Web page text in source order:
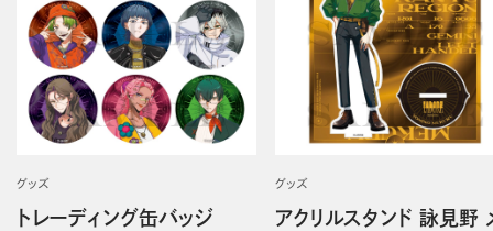
グッズ
トレーディング缶バッジ
グッズ
アクリルスタンド 詠見野